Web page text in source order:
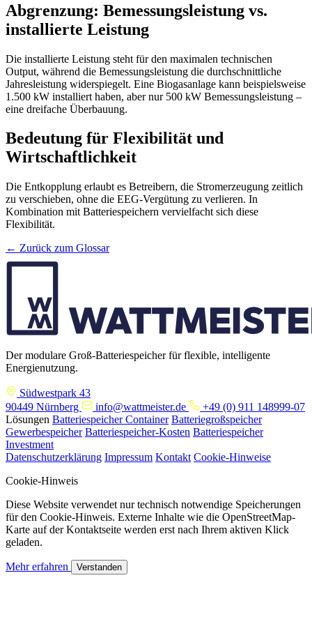
Abgrenzung: Bemessungsleistung vs.
installierte Leistung
Die installierte Leistung steht für den maximalen technischen
Output, während die Bemessungsleistung die durchschnittliche
Jahresleistung widerspiegelt. Eine Biogasanlage kann beispielsweise
1.500 kW installiert haben, aber nur 500 kW Bemessungsleistung –
eine dreifache Überbauung.
Bedeutung für Flexibilität und
Wirtschaftlichkeit
Die Entkopplung erlaubt es Betreibern, die Stromerzeugung zeitlich
zu verschieben, ohne die EEG-Vergütung zu verlieren. In
Kombination mit Batteriespeichern vervielfacht sich diese
Flexibilität.
← Zurück zum Glossar
Der modulare Groß-Batteriespeicher für flexible, intelligente
Energienutzung.
Südwestpark 43
90449 Nürnberg
info@wattmeister.de
+49 (0) 911 148999-07
Lösungen Batteriespeicher Container Batteriegroßspeicher
Gewerbespeicher Batteriespeicher-Kosten Batteriespeicher
Investment
Datenschutzerklärung Impressum Kontakt Cookie-Hinweise
Cookie-Hinweis
Diese Website verwendet nur technisch notwendige Speicherungen
für den Cookie-Hinweis. Externe Inhalte wie die OpenStreetMap-
Karte auf der Kontaktseite werden erst nach Ihrem aktiven Klick
geladen.
Mehr erfahren Verstanden